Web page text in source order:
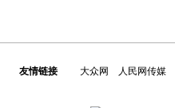
友情链接 大众网 人民网传媒